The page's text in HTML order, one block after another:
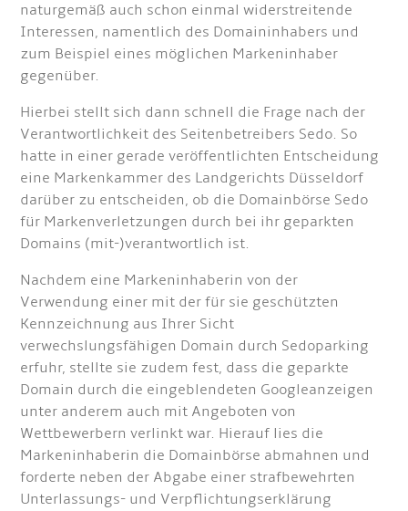
naturgemäß auch schon einmal widerstreitende
Interessen, namentlich des Domaininhabers und
zum Beispiel eines möglichen Markeninhaber
gegenüber.
Hierbei stellt sich dann schnell die Frage nach der
Verantwortlichkeit des Seitenbetreibers Sedo. So
hatte in einer gerade veröffentlichten Entscheidung
eine Markenkammer des Landgerichts Düsseldorf
darüber zu entscheiden, ob die Domainbörse Sedo
für Markenverletzungen durch bei ihr geparkten
Domains (mit-)verantwortlich ist.
Nachdem eine Markeninhaberin von der
Verwendung einer mit der für sie geschützten
Kennzeichnung aus Ihrer Sicht
verwechslungsfähigen Domain durch Sedoparking
erfuhr, stellte sie zudem fest, dass die geparkte
Domain durch die eingeblendeten Googleanzeigen
unter anderem auch mit Angeboten von
Wettbewerbern verlinkt war. Hierauf lies die
Markeninhaberin die Domainbörse abmahnen und
forderte neben der Abgabe einer strafbewehrten
Unterlassungs- und Verpflichtungserklärung